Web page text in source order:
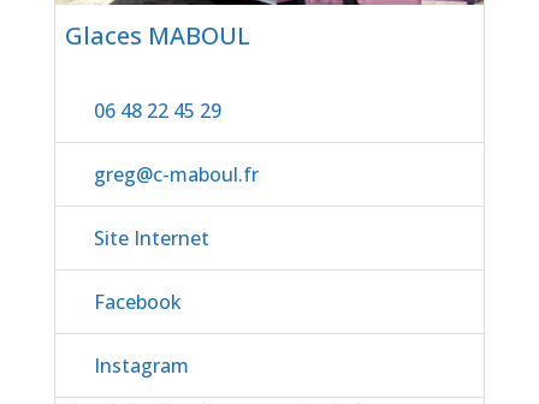
Glaces MABOUL
06 48 22 45 29
greg@c-maboul.fr
Site Internet
Facebook
Instagram